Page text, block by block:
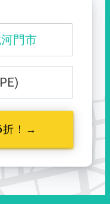
門市
折！→